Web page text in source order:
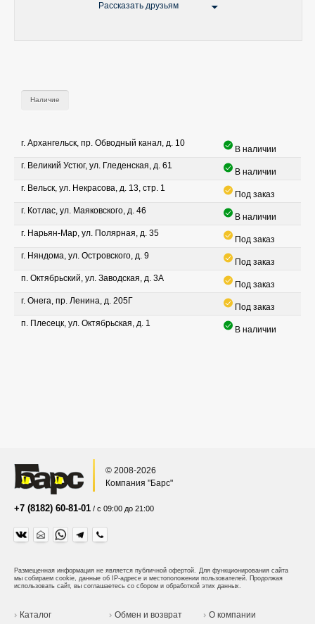
Рассказать друзьям
Наличие
г. Архангельск, пр. Обводный канал, д. 10
В наличии
г. Великий Устюг, ул. Гледенская, д. 61
В наличии
г. Вельск, ул. Некрасова, д. 13, стр. 1
Под заказ
г. Котлас, ул. Маяковского, д. 46
В наличии
г. Нарьян-Мар, ул. Полярная, д. 35
Под заказ
г. Няндома, ул. Островского, д. 9
Под заказ
п. Октябрьский, ул. Заводская, д. 3А
Под заказ
г. Онега, пр. Ленина, д. 205Г
Под заказ
п. Плесецк, ул. Октябрьская, д. 1
В наличии
© 2008-2026
Компания "Барс"
+7 (8182) 60-81-01 / с 09:00 до 21:00
Размещенная информация не является публичной офертой. Для функционирования сайта
мы собираем cookie, данные об IP-адресе и местоположении пользователей. Продолжая
использовать сайт, вы соглашаетесь со сбором и обработкой этих данных.
Каталог Обмен и возврат О компании